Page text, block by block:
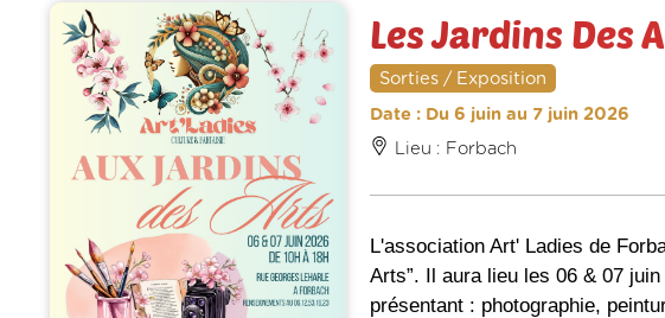
Les Jardins Des
Sorties / Exposition
Date : Du 6 juin au 7 juin 2026
Lieu : Forbach
L'association Art' Ladies de
Arts”. Il aura lieu les 06 & 07
présentant : photographie,